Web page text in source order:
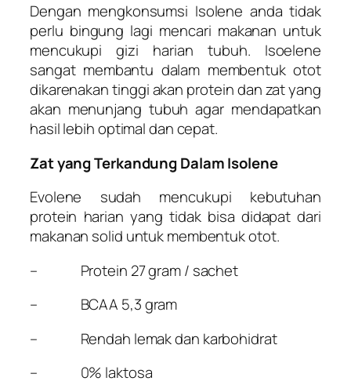
Dengan mengkonsumsi Isolene anda tidak
perlu bingung lagi mencari makanan untuk
mencukupi gizi harian tubuh. Isoelene
sangat membantu dalam membentuk otot
dikarenakan tinggi akan protein dan zat yang
akan menunjang tubuh agar mendapatkan
hasil lebih optimal dan cepat.
Zat yang Terkandung Dalam Isolene
Evolene sudah mencukupi kebutuhan
protein harian yang tidak bisa didapat dari
makanan solid untuk membentuk otot.
– Protein 27 gram / sachet
– BCAA 5,3 gram
– Rendah lemak dan karbohidrat
– 0% laktosa